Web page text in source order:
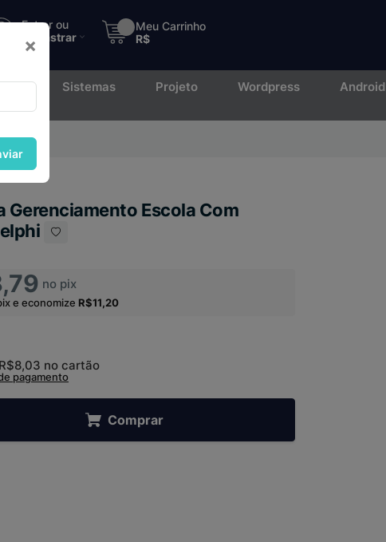
Entrar ou
Cadastrar
Meu Carrinho
R$
Sistemas Projeto Wordpress Android
Gerenciamento Escola Com
no pix
e economize R$11,20
R$8,03 no cartão
pagamento
Comprar
×